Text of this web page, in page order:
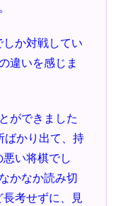
か対戦してい
違いを感じま
ができました
ばかり出て、持
い将棋でし
かなか読み切
考せずに、見